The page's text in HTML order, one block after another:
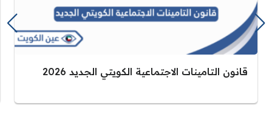
قانون التامينات الاجتماعية الكويتي الجديد 2026